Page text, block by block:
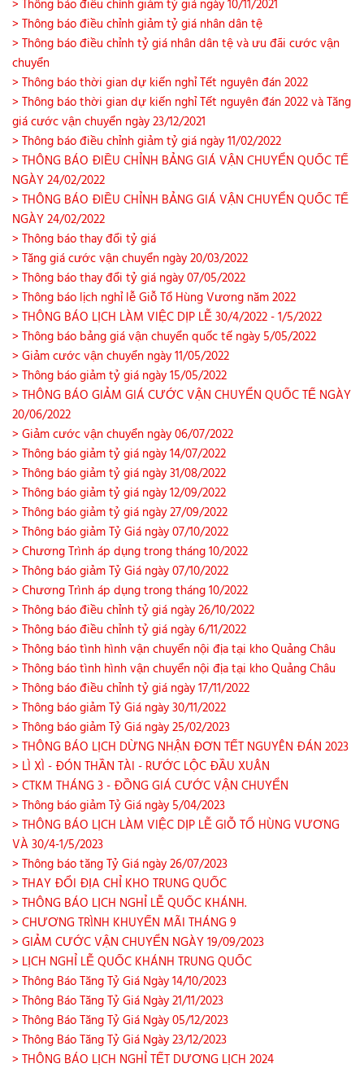
> Thông báo điều chỉnh giảm tỷ giá ngày 10/11/2021
> Thông báo điều chỉnh giảm tỷ giá nhân dân tệ
> Thông báo điều chỉnh tỷ giá nhân dân tệ và ưu đãi cước vận
chuyển
> Thông báo thời gian dự kiến nghỉ Tết nguyên đán 2022
> Thông báo thời gian dự kiến nghỉ Tết nguyên đán 2022 và Tăng
giá cước vận chuyển ngày 23/12/2021
> Thông báo điều chỉnh giảm tỷ giá ngày 11/02/2022
> THÔNG BÁO ĐIỀU CHỈNH BẢNG GIÁ VẬN CHUYỂN QUỐC TẾ
NGÀY 24/02/2022
> THÔNG BÁO ĐIỀU CHỈNH BẢNG GIÁ VẬN CHUYỂN QUỐC TẾ
NGÀY 24/02/2022
> Thông báo thay đổi tỷ giá
> Tăng giá cước vận chuyển ngày 20/03/2022
> Thông báo thay đổi tỷ giá ngày 07/05/2022
> Thông báo lịch nghỉ lễ Giỗ Tổ Hùng Vương năm 2022
> THÔNG BÁO LỊCH LÀM VIỆC DỊP LỄ 30/4/2022 - 1/5/2022
> Thông báo bảng giá vận chuyển quốc tế ngày 5/05/2022
> Giảm cước vận chuyển ngày 11/05/2022
> Thông báo giảm tỷ giá ngày 15/05/2022
> THÔNG BÁO GIẢM GIÁ CƯỚC VẬN CHUYỂN QUỐC TẾ NGÀY
20/06/2022
> Giảm cước vận chuyển ngày 06/07/2022
> Thông báo giảm tỷ giá ngày 14/07/2022
> Thông báo giảm tỷ giá ngày 31/08/2022
> Thông báo giảm tỷ giá ngày 12/09/2022
> Thông báo giảm tỷ giá ngày 27/09/2022
> Thông báo giảm Tỷ Giá ngày 07/10/2022
> Chương Trình áp dụng trong tháng 10/2022
> Thông báo giảm Tỷ Giá ngày 07/10/2022
> Chương Trình áp dụng trong tháng 10/2022
> Thông báo điều chỉnh tỷ giá ngày 26/10/2022
> Thông báo điều chỉnh tỷ giá ngày 6/11/2022
> Thông báo tình hình vận chuyển nội địa tại kho Quảng Châu
> Thông báo tình hình vận chuyển nội địa tại kho Quảng Châu
> Thông báo điều chỉnh tỷ giá ngày 17/11/2022
> Thông báo giảm Tỷ Giá ngày 30/11/2022
> Thông báo giảm Tỷ Giá ngày 25/02/2023
> THÔNG BÁO LỊCH DỪNG NHẬN ĐƠN TẾT NGUYÊN ĐÁN 2023
> LÌ XÌ - ĐÓN THẦN TÀI - RƯỚC LỘC ĐẦU XUÂN
> CTKM THÁNG 3 - ĐỒNG GIÁ CƯỚC VẬN CHUYỂN
> Thông báo giảm Tỷ Giá ngày 5/04/2023
> THÔNG BÁO LỊCH LÀM VIỆC DỊP LỄ GIỖ TỔ HÙNG VƯƠNG
VÀ 30/4-1/5/2023
> Thông báo tăng Tỷ Giá ngày 26/07/2023
> THAY ĐỔI ĐỊA CHỈ KHO TRUNG QUỐC
> THÔNG BÁO LỊCH NGHỈ LỄ QUỐC KHÁNH.
> CHƯƠNG TRÌNH KHUYẾN MÃI THÁNG 9
> GIẢM CƯỚC VẬN CHUYỂN NGÀY 19/09/2023
> LỊCH NGHỈ LỄ QUỐC KHÁNH TRUNG QUỐC
> Thông Báo Tăng Tỷ Giá Ngày 14/10/2023
> Thông Báo Tăng Tỷ Giá Ngày 21/11/2023
> Thông Báo Tăng Tỷ Giá Ngày 05/12/2023
> Thông Báo Tăng Tỷ Giá Ngày 23/12/2023
> THÔNG BÁO LỊCH NGHỈ TẾT DƯƠNG LỊCH 2024